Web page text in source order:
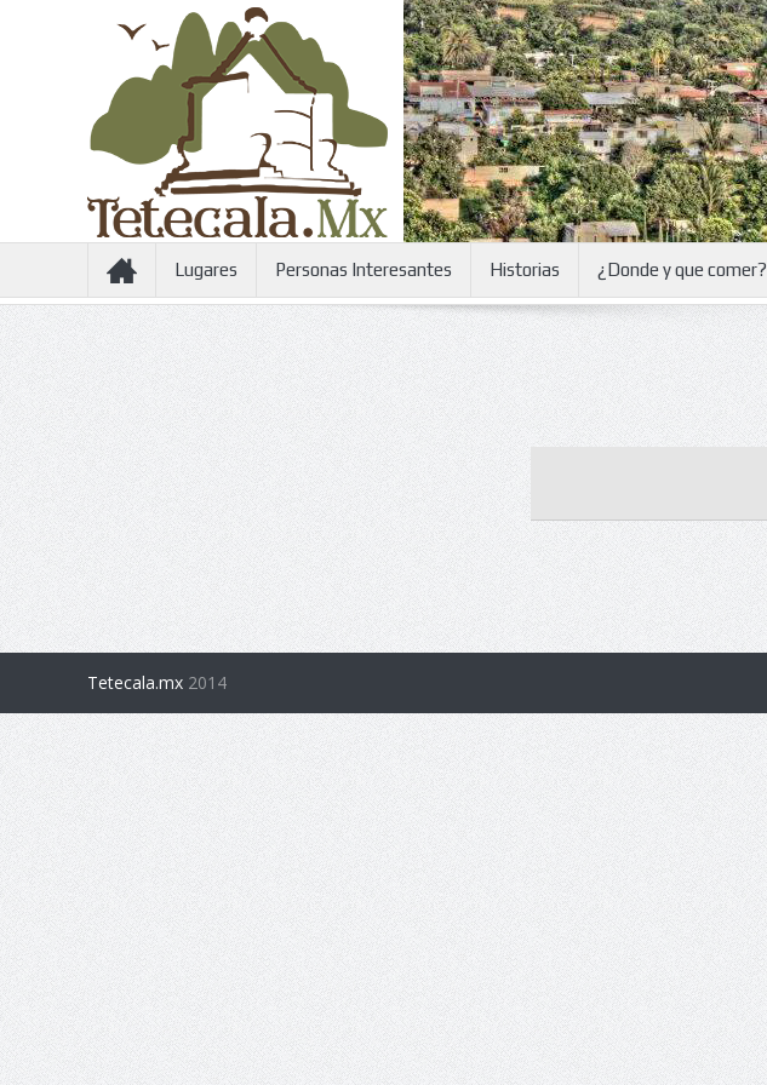
Lugares Personas Interesantes Historias ¿Donde y que comer?
Tetecala.mx2014